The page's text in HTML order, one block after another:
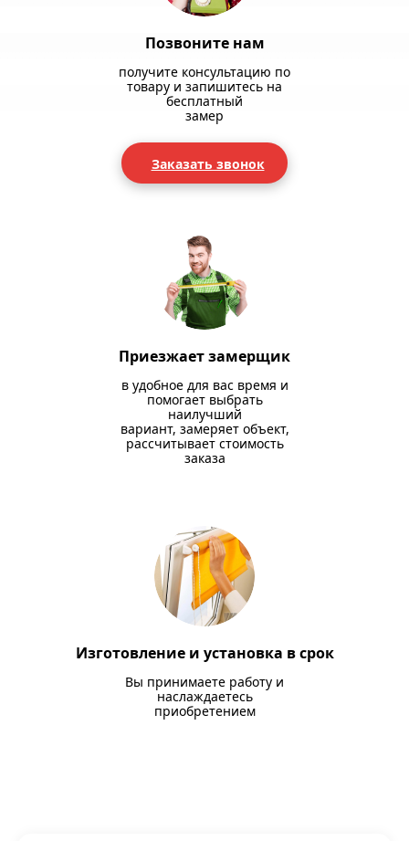
Позвоните нам
получите консультацию по
товару и запишитесь на
бесплатный
замер
Заказать звонок
Приезжает замерщик
в удобное для вас время и
помогает выбрать
наилучший
вариант, замеряет объект,
рассчитывает стоимость
заказа
Изготовление и установка в срок
Вы принимаете работу и
наслаждаетесь
приобретением